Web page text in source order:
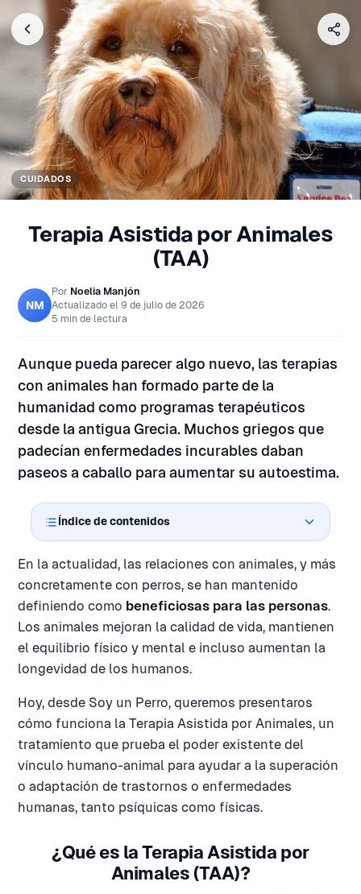
CUIDADOS
Terapia Asistida por Animales
(TAA)
NM
Por Noelia Manjón
Actualizado el 9 de julio de 2026
5 min de lectura
Aunque pueda parecer algo nuevo, las terapias
con animales han formado parte de la
humanidad como programas terapéuticos
desde la antigua Grecia. Muchos griegos que
padecían enfermedades incurables daban
paseos a caballo para aumentar su autoestima.
Índice de contenidos
En la actualidad, las relaciones con animales, y más
concretamente con perros, se han mantenido
definiendo como beneficiosas para las personas.
Los animales mejoran la calidad de vida, mantienen
el equilibrio físico y mental e incluso aumentan la
longevidad de los humanos.
Hoy, desde Soy un Perro, queremos presentaros
cómo funciona la Terapia Asistida por Animales, un
tratamiento que prueba el poder existente del
vínculo humano-animal para ayudar a la superación
o adaptación de trastornos o enfermedades
humanas, tanto psíquicas como físicas.
¿Qué es la Terapia Asistida por
Animales (TAA)?